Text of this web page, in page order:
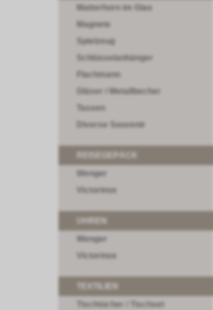
Matterhorn im Glas
Magnete
Spielzeug
Schlüsselanhänger
Flachmann
Gläser / Metallbecher
Tassen
Diverse Souvenir
REISEGEPÄCK
Wenger
Victorinox
Wenger
Victorinox
Tischtücher / Tischset